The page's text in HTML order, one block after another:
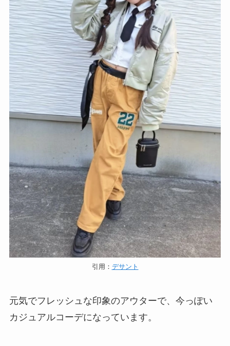
引用： デサント
元気でフレッシュな印象のアウターで、今っぽい
カジュアルコーデになっています。